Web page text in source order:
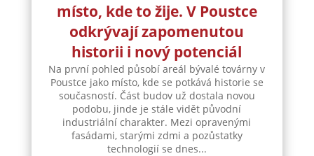
místo, kde to žije. V Poustce
odkrývají zapomenutou
historii i nový potenciál
Na první pohled působí areál bývalé továrny v
Poustce jako místo, kde se potkává historie se
současností. Část budov už dostala novou
podobu, jinde je stále vidět původní
industriální charakter. Mezi opravenými
fasádami, starými zdmi a pozůstatky
technologií se dnes...